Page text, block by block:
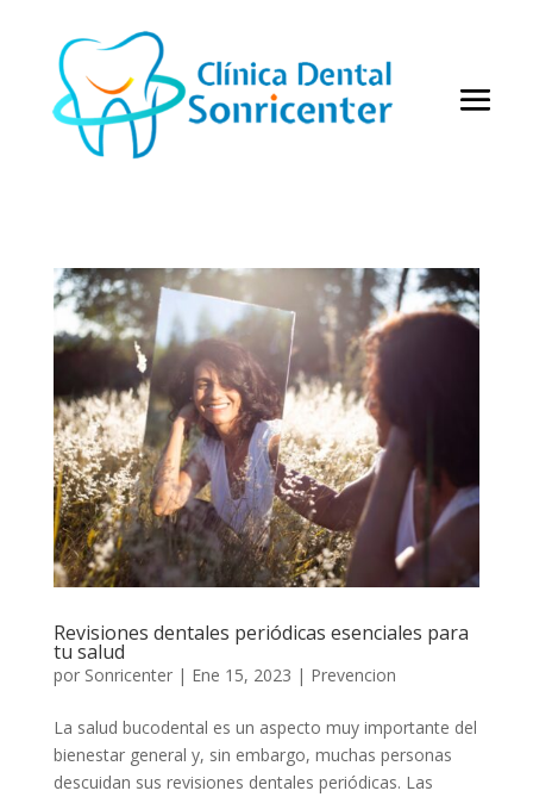
Revisiones dentales periódicas esenciales para
tu salud
por Sonricenter| Ene 15, 2023 | Prevencion
La salud bucodental es un aspecto muy importante del
bienestar general y, sin embargo, muchas personas
descuidan sus revisiones dentales periódicas. Las